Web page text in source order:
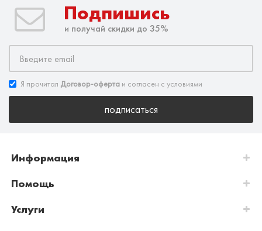
Подпишись
и получай скидки до 35%
Я прочитал Договор-оферта и согласен с условиями
подписаться
Информация
Помощь
Услуги